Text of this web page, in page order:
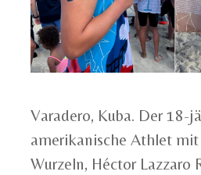
Varadero, Kuba. Der 18-
amerikanische Athlet mit
Wurzeln, Héctor Lazzaro